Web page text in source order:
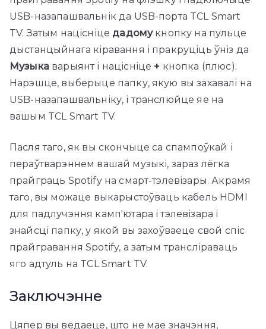
USB-назапашвальнік да USB-порта TCL Smart
TV. Затым націсніце дадомукнопку на пульце
дыстанцыйнага кіравання і пракруціць ўніз да
Музыкаварыянт і націсніце + кнопка (плюс).
Нарэшце, выберыце папку, якую вы захавалі на
USB-назапашвальніку, і транслюйце яе на
вашым TCL Smart TV.
Пасля таго, як вы скончыце са спампоўкай і
пераўтварэннем вашай музыкі, зараз лёгка
прайграць Spotify на смарт-тэлевізары. Акрамя
таго, вы можаце выкарыстоўваць кабель HDMI
для падлучэння камп'ютара і тэлевізара і
знайсці папку, у якой вы захоўваеце свой спіс
прайгравання Spotify, а затым трансліраваць
яго адтуль на TCL Smart TV.
Заключэнне
Цяпер вы ведаеце, што не мае значэння,